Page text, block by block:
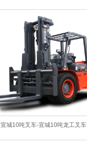
宣城10吨叉车-宣城10吨龙工叉车